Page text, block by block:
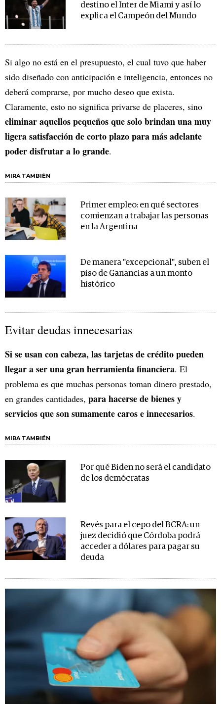
destino el Inter de Miami y así lo
explica el Campeón del Mundo
Si algo no está en el presupuesto, el cual tuvo que haber
sido diseñado con anticipación e inteligencia, entonces no
deberá comprarse, por mucho deseo que exista.
Claramente, esto no significa privarse de placeres, sino
eliminar aquellos pequeños que solo brindan una muy
ligera satisfacción de corto plazo para más adelante
poder disfrutar a lo grande.
MIRA TAMBIÉN
Primer empleo: en qué sectores
comienzan a trabajar las personas
en la Argentina
De manera "excepcional", suben el
piso de Ganancias a un monto
histórico
Evitar deudas innecesarias
Si se usan con cabeza, las tarjetas de crédito pueden
llegar a ser una gran herramienta financiera. El
problema es que muchas personas toman dinero prestado,
en grandes cantidades, para hacerse de bienes y
servicios que son sumamente caros e innecesarios.
MIRA TAMBIÉN
Por qué Biden no será el candidato
de los demócratas
Revés para el cepo del BCRA: un
juez decidió que Córdoba podrá
acceder a dólares para pagar su
deuda